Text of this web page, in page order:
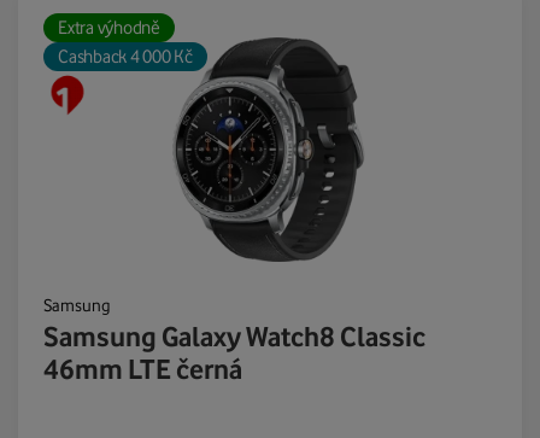
Extra výhodně
Cashback 4 000 Kč
Samsung
Samsung Galaxy Watch8 Classic
46mm LTE černá